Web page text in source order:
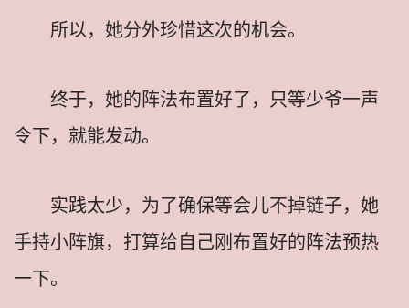
所以，她分外珍惜这次的机会。
终于，她的阵法布置好了，只等少爷一声
令下，就能发动。
实践太少，为了确保等会儿不掉链子，她
手持小阵旗，打算给自己刚布置好的阵法预热
一下。